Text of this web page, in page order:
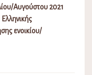
Αυγούστου 2021
ενοικίου/